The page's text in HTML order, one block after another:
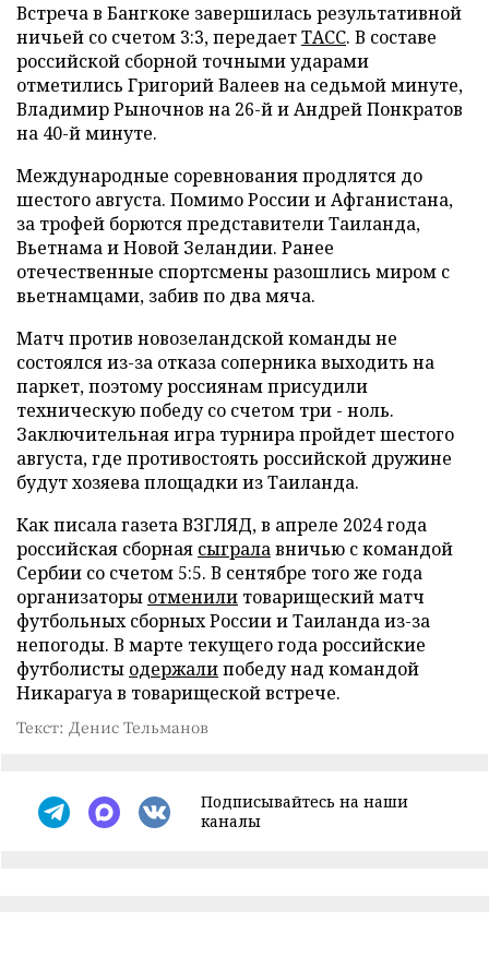
Встреча в Бангкоке завершилась результативной
ничьей со счетом 3:3, передаетТАСС. В составе
российской сборной точными ударами
отметились Григорий Валеев на седьмой минуте,
Владимир Рыночнов на 26-й и Андрей Понкратов
на 40-й минуте.
Международные соревнования продлятся до
шестого августа. Помимо России и Афганистана,
за трофей борются представители Таиланда,
Вьетнама и Новой Зеландии. Ранее
отечественные спортсмены разошлись миром с
вьетнамцами, забив по два мяча.
Матч против новозеландской команды не
состоялся из-за отказа соперника выходить на
паркет, поэтому россиянам присудили
техническую победу со счетом три - ноль.
Заключительная игра турнира пройдет шестого
августа, где противостоять российской дружине
будут хозяева площадки из Таиланда.
Как писала газета ВЗГЛЯД, в апреле 2024 года
российская сборная сыгралавничью с командой
Сербии со счетом 5:5. В сентябре того же года
организаторы отменили товарищеский матч
футбольных сборных России и Таиланда из-за
непогоды. В марте текущего года российские
футболисты одержалипобеду над командой
Никарагуа в товарищеской встрече.
Текст: Денис Тельманов
Подписывайтесь на наши
каналы